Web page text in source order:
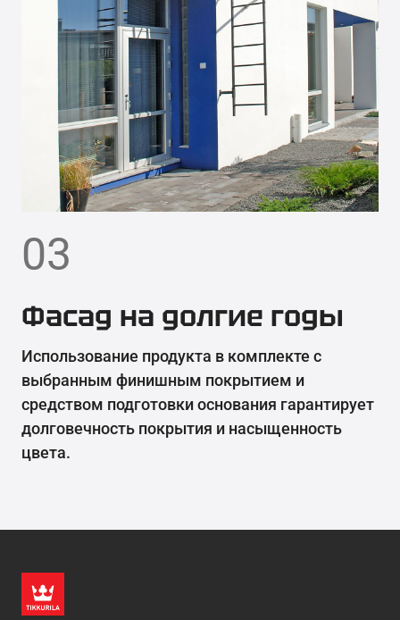
03
Фасад на долгие годы
Использование продукта в комплекте с
выбранным финишным покрытием и
средством подготовки основания гарантирует
долговечность покрытия и насыщенность
цвета.